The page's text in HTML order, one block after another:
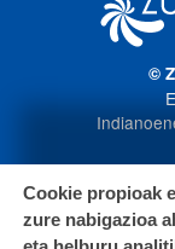
©
Cookie propioak
zure nabigazioa